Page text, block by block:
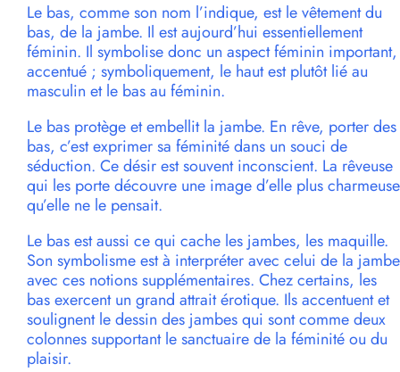
Le bas, comme son nom l’indique, est le vêtement du
bas, de la jambe. Il est aujourd’hui essentiellement
féminin. Il symbolise donc un aspect féminin important,
accentué ; symboliquement, le haut est plutôt lié au
masculin et le bas au féminin.
Le bas protège et embellit la jambe. En rêve, porter des
bas, c’est exprimer sa féminité dans un souci de
séduction. Ce désir est souvent inconscient. La rêveuse
qui les porte découvre une image d’elle plus charmeuse
qu’elle ne le pensait.
Le bas est aussi ce qui cache les jambes, les maquille.
Son symbolisme est à interpréter avec celui de la jambe
avec ces notions supplémentaires. Chez certains, les
bas exercent un grand attrait érotique. Ils accentuent et
soulignent le dessin des jambes qui sont comme deux
colonnes supportant le sanctuaire de la féminité ou du
plaisir.